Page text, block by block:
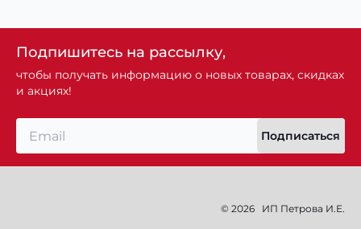
Подпишитесь на рассылку,
чтобы получать информацию о новых товарах, скидках
и акциях!
Подписаться
© 2026 ИП Петрова И.Е.